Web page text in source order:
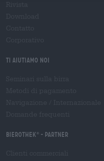
Ti aiutiamo noi
Bierothek - Partner